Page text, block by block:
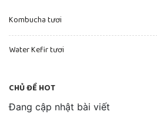
Kombucha tươi
Water Kefir tươi
CHỦ ĐỀ HOT
Đang cập nhật bài viết